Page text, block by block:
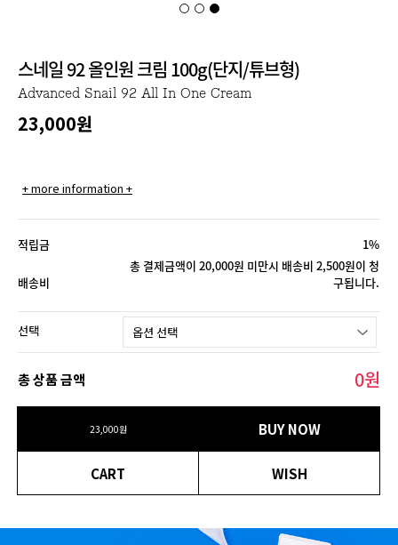
스네일 92 올인원 크림 100g(단지/튜브형)
Advanced Snail 92 All In One Cream
23,000원
+ more information +
적립금 1%
배송비
총 결제금액이 20,000원 미만시 배송비 2,500원이 청
구됩니다.
선택
총 상품 금액 0원
23,000원 BUY NOW
CART WISH